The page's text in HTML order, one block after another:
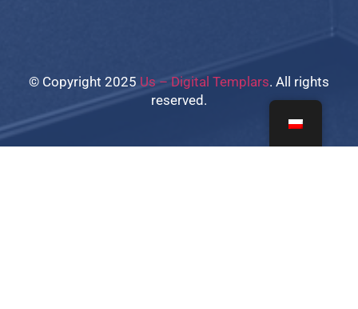
© Copyright 2025 Us – Digital Templars. All rights
reserved.